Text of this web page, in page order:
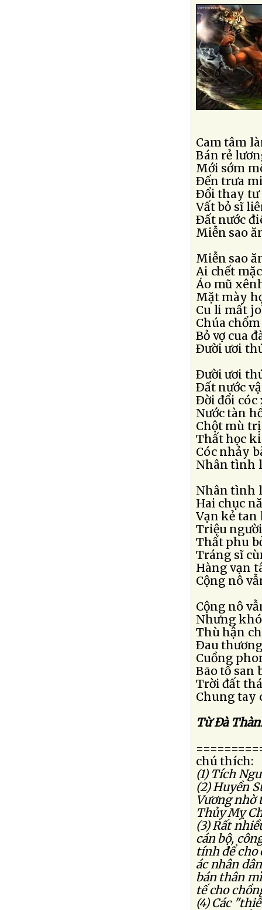
Cam tâm
Bán rẻ
Mới sớm
Ðến trưa
Ðổi thay tư
Vất bỏ sĩ
Ðất nước
Miễn sao
Miễn sao
Ai chết
Áo mũ
Mặt mày
Cu li mất
Chúa
Bỏ vợ cua
Ðười ươi
Ðười ươi
Ðất nước
Ðời đổi cóc
Nước tàn
Chột mù
Thất học
Cóc nhảy
Nhân tình
Nhân tình
Hai chục
Vạn kẻ tan
Triệu
Thất phu
Tráng sĩ
Hàng vạn
Cộng nô
Cộng nô
Nhưng
Thù hận
Ðau
Cuồng
Bão tố san
Trời đất
Chung tay
Từ Ðà
chú thích:
(1) Tích
(2) Huyền
Vương nhờ
Thủy Mỵ
(3) Rất
cán bộ,
tính để
ác nhân
bán thân
tế cho
(4) Các